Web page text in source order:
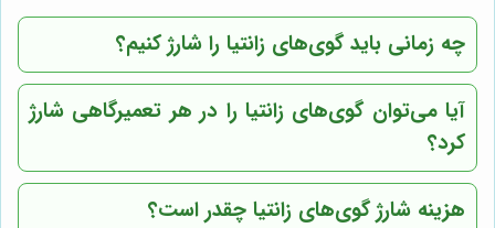
چه زمانی باید گوی‌های زانتیا را شارژ کنیم؟
آیا می‌توان گوی‌های زانتیا را در هر تعمیرگاهی شارژ
کرد؟
هزینه شارژ گوی‌های زانتیا چقدر است؟